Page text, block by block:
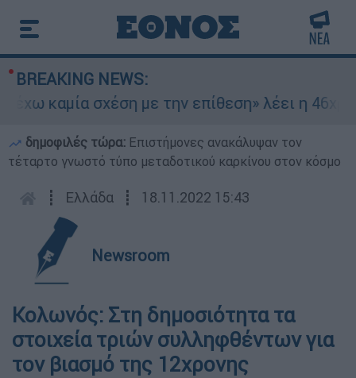
BREAKING NEWS:
καμία σχέση με την επίθεση» λέει η
δημοφιλές τώρα: Επιστήμονες ανακάλυψαν τον
τέταρτο γνωστό τύπο μεταδοτικού καρκίνου στον κόσμο
┋ Ελλάδα ┋ 18.11.2022 15:43
Newsroom
Κολωνός: Στη δημοσιότητα τα
στοιχεία τριών συλληφθέντων για
τον βιασμό της 12χρονης